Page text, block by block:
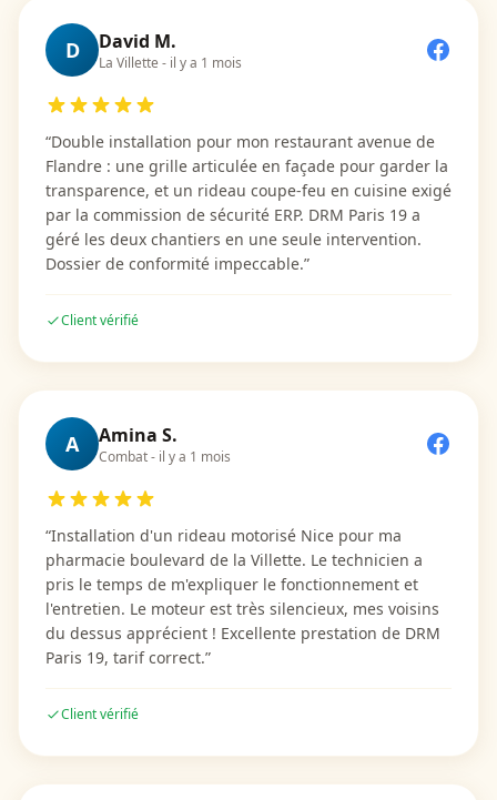
D David M.
La Villette - il y a 1 mois
“Double installation pour mon restaurant avenue de
Flandre : une grille articulée en façade pour garder la
transparence, et un rideau coupe-feu en cuisine exigé
par la commission de sécurité ERP. DRM Paris 19 a
géré les deux chantiers en une seule intervention.
Dossier de conformité impeccable.”
Client vérifié
A Amina S.
Combat- il y a 1 mois
“Installation d'un rideau motorisé Nice pour ma
pharmacie boulevard de la Villette. Le technicien a
pris le temps de m'expliquer le fonctionnement et
l'entretien. Le moteur est très silencieux, mes voisins
du dessus apprécient ! Excellente prestation de DRM
Paris 19, tarif correct.”
Client vérifié